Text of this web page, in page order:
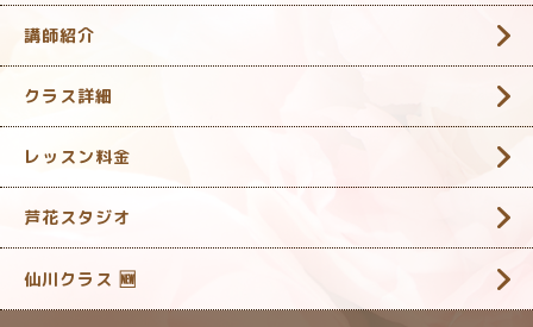
講師紹介
クラス詳細
レッスン料金
芦花スタジオ
仙川クラス 🆕